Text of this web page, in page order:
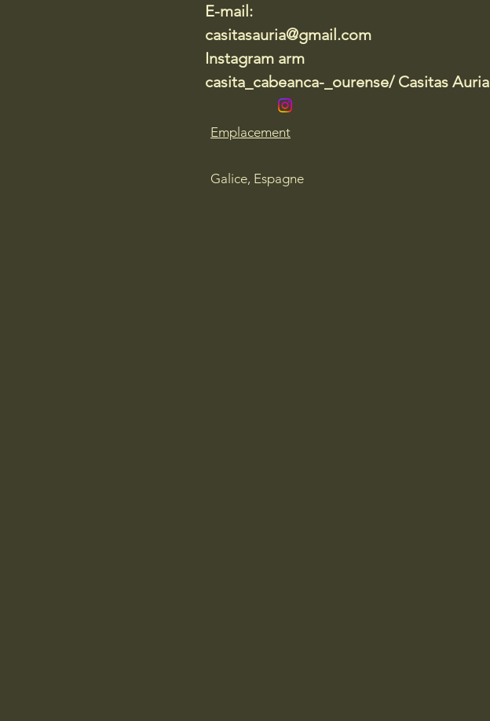
E-mail:
casitasauria@gmail.com
Instagram arm
casita_cabeanca-_ourense/ Casitas Auria
Emplacement
Galice, Espagne